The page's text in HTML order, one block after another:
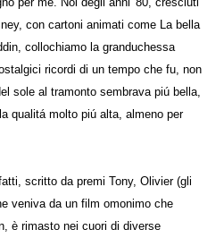
per me. Noi degli anni '80, cresciuti
con cartoni animati come La bella
collochiamo la granduchessa
ricordi di un tempo che fu, non
sole al tramonto sembrava piú bella,
qualitá molto piú alta, almeno per
scritto da premi Tony, Olivier (gli
veniva da un film omonimo che
è rimasto nei cuori di diverse